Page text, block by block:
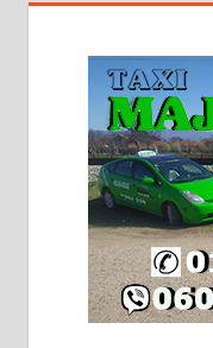
стамбене
2х150м2, две
грејање
адресе. 063/
Издајем
халу на
плацу
064/321-80-